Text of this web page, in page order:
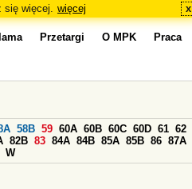
się więcej. więcej x
Przetargi O MPK Praca
58B 59 60A 60B 60C 60D 61 62
82B 83 84A 84B 85A 85B 86 87A
W